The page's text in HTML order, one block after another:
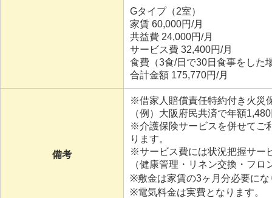
Gタイプ（2室）
家賃 60,000円/月
共益費 24,000円/月
サービス費 32,400円/月
食費（3食/日で30日食事をした
合計金額 175,770円/月
備考
※借家人賠償責任特約付き火災
（例）大阪府民共済で年額
※介護保険サービスを併せてご
ります。
※サービス費には状況把握サー
（健康管理・リネン交換・フ
※敷金は家賃の3ヶ月分必要にな
※電気料金は実費となります。